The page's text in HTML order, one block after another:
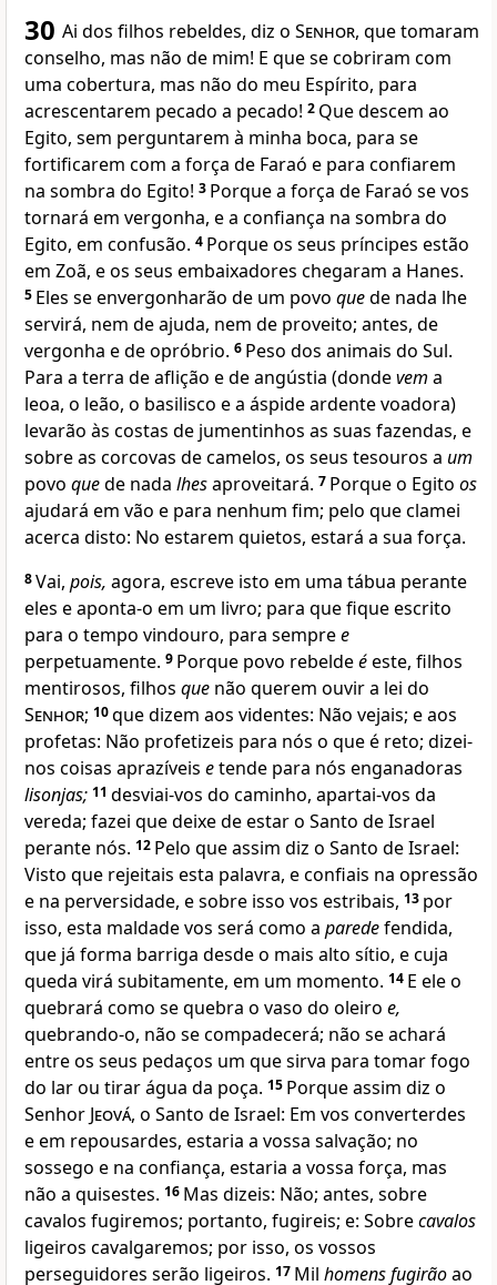
30 Ai dos filhos rebeldes, diz o Senhor, que tomaram
conselho, mas não de mim! E que se cobriram com
uma cobertura, mas não do meu Espírito, para
acrescentarem pecado a pecado! 2 Que descem ao
Egito, sem perguntarem à minha boca, para se
fortificarem com a força de Faraó e para confiarem
na sombra do Egito! 3 Porque a força de Faraó se vos
tornará em vergonha, e a confiança na sombra do
Egito, em confusão. 4 Porque os seus príncipes estão
em Zoã, e os seus embaixadores chegaram a Hanes.
5 Eles se envergonharão de um povo quede nada lhe
servirá, nem de ajuda, nem de proveito; antes, de
vergonha e de opróbrio. 6 Peso dos animais do Sul.
Para a terra de aflição e de angústia (dondevem a
leoa, o leão, o basilisco e a áspide ardente voadora)
levarão às costas de jumentinhos as suas fazendas, e
sobre as corcovas de camelos, os seus tesouros a um
povo quede nada lhesaproveitará. 7 Porque o Egito os
ajudará em vão e para nenhum fim; pelo que clamei
acerca disto: No estarem quietos, estará a sua força.
8Vai, pois, agora, escreve isto em uma tábua perante
eles e aponta-o em um livro; para que fique escrito
para o tempo vindouro, para sempree
perpetuamente. 9 Porque povo rebeldeéeste, filhos
mentirosos, filhos que não querem ouvir a lei do
Senhor; 10que dizem aos videntes: Não vejais; e aos
profetas: Não profetizeis para nós o que é reto; dizei-
nos coisas aprazíveis etende para nós enganadoras
lisonjas; 11 desviai-vos do caminho, apartai-vos da
vereda; fazei que deixe de estar o Santo de Israel
perante nós. 12 Pelo que assim diz o Santo de Israel:
Visto que rejeitais esta palavra, e confiais na opressão
e na perversidade, e sobre isso vos estribais, 13 por
isso, esta maldade vos será como a paredefendida,
que já forma barriga desde o mais alto sítio, e cuja
queda virá subitamente, em um momento. 14 E ele o
quebrará como se quebra o vaso do oleiro e,
quebrando-o, não se compadecerá; não se achará
entre os seus pedaços um que sirva para tomar fogo
do lar ou tirar água da poça. 15 Porque assim diz o
Senhor Jeová, o Santo de Israel: Em vos converterdes
e em repousardes, estaria a vossa salvação; no
sossego e na confiança, estaria a vossa força, mas
não a quisestes. 16 Mas dizeis: Não; antes, sobre
cavalos fugiremos; portanto, fugireis; e: Sobrecavalos
ligeiros cavalgaremos; por isso, os vossos
perseguidores serão ligeiros. 17 Mil homens fugirãoao